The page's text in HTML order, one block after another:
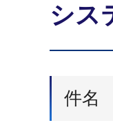
シス
件名